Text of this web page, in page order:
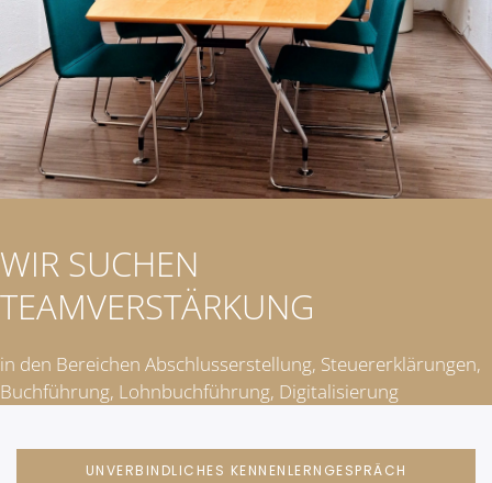
WIR SUCHEN
TEAMVERSTÄRKUNG
in den Bereichen Abschlusserstellung, Steuererklärungen,
Buchführung, Lohnbuchführung, Digitalisierung
UNVERBINDLICHES KENNENLERNGESPRÄCH